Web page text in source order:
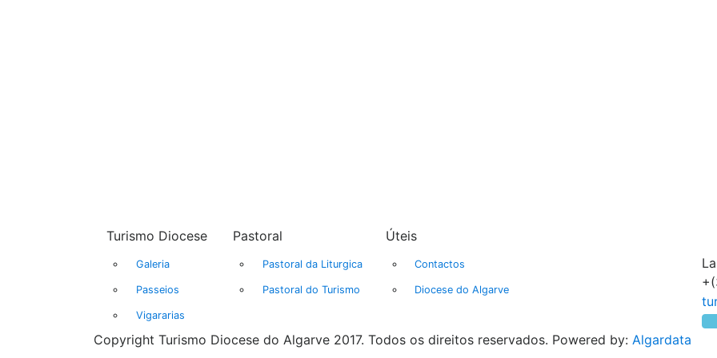
Turismo Diocese
Galeria
Passeios
Vigararias
Pastoral
Pastoral da Liturgica
Pastoral do Turismo
Úteis
Contactos
Diocese do Algarve
Copyright Turismo Diocese do Algarve 2017. Todos os direitos reservados. Powered by: Algardata